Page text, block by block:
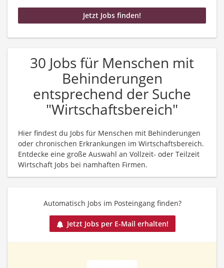
30 Jobs für Menschen mit
Behinderungen
entsprechend der Suche
"Wirtschaftsbereich"
Hier findest du Jobs für Menschen mit Behinderungen
oder chronischen Erkrankungen im Wirtschaftsbereich.
Entdecke eine große Auswahl an Vollzeit- oder Teilzeit
Wirtschaft Jobs bei namhaften Firmen.
Automatisch Jobs im Posteingang finden?
Jetzt Jobs per E-Mail erhalten!